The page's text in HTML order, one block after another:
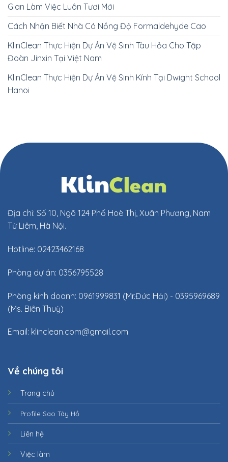
Gian Làm Việc Luôn Tươi Mới
Cách Nhận Biết Nhà Có Nồng Độ Formaldehyde Cao
KlinClean Thực Hiện Dự Án Vệ Sinh Tàu Hỏa Cho Tập
Đoàn Jinxin Tại Việt Nam
KlinClean Thực Hiện Dự Án Vệ Sinh Kính Tại Dwight School
Hanoi
Địa chỉ: Số 10, Ngõ 124 Phố Hoè Thị, Xuân Phương, Nam
Từ Liêm, Hà Nội.
Hotline: 02423462168
Phòng dự án: 0356795528
Phòng kinh doanh: 0961999831 (Mr.Đức Hải) - 0395969689
(Ms. Biên Thuỳ)
Email: klinclean.com@gmail.com
Về chúng tôi
Trang chủ
Profile Sao Tây Hồ
Liên hệ
Việc làm